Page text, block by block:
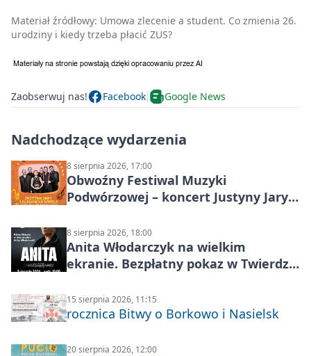
Materiał źródłowy: Umowa zlecenie a student. Co zmienia 26.
urodziny i kiedy trzeba płacić ZUS?
Zaobserwuj nas! Facebook Google News
Nadchodzące wydarzenia
8 sierpnia 2026, 17:00
Obwoźny Festiwal Muzyki
Podwórzowej – koncert Justyny Jary i
8 sierpnia 2026, 18:00
Anita Włodarczyk na wielkim
ekranie. Bezpłatny pokaz w Twierdzy
15 sierpnia 2026, 11:15
rocznica Bitwy o Borkowo i Nasielsk
20 sierpnia 2026, 12:00